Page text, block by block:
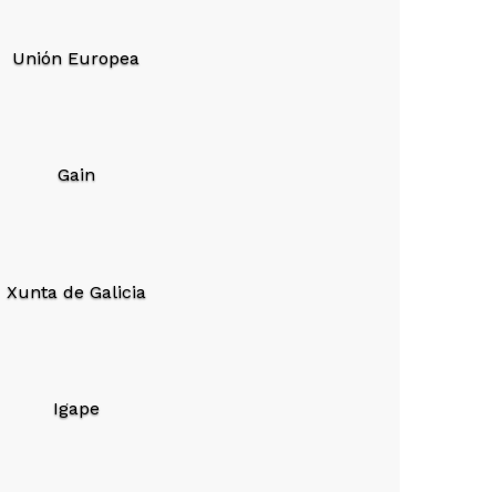
Unión Europea
Gain
Xunta de Galicia
Igape